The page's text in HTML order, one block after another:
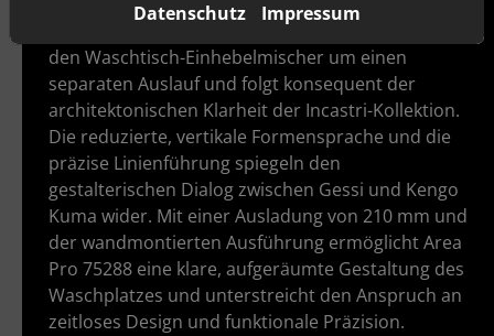
Das Fertigmontageset Area Pro 75288 ergänzt
den Waschtisch-Einhebelmischer um einen
separaten Auslauf und folgt konsequent der
architektonischen Klarheit der Incastri-Kollektion.
Die reduzierte, vertikale Formensprache und die
präzise Linienführung spiegeln den
gestalterischen Dialog zwischen Gessi und Kengo
Kuma wider. Mit einer Ausladung von 210 mm und
der wandmontierten Ausführung ermöglicht Area
Pro 75288 eine klare, aufgeräumte Gestaltung des
Waschplatzes und unterstreicht den Anspruch an
zeitloses Design und funktionale Präzision.
Datenschutz Impressum